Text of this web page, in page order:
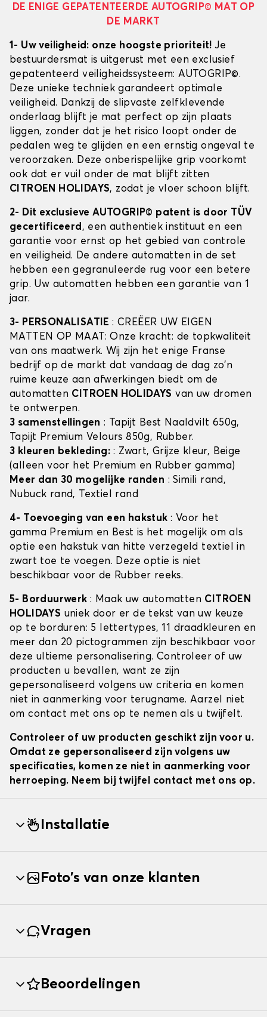
DE ENIGE GEPATENTEERDE AUTOGRIP© MAT OP
DE MARKT
1- Uw veiligheid: onze hoogste prioriteit!Je
bestuurdersmat is uitgerust met een exclusief
gepatenteerd veiligheidssysteem: AUTOGRIP©.
Deze unieke techniek garandeert optimale
veiligheid. Dankzij de slipvaste zelfklevende
onderlaag blijft je mat perfect op zijn plaats
liggen, zonder dat je het risico loopt onder de
pedalen weg te glijden en een ernstig ongeval te
veroorzaken. Deze onberispelijke grip voorkomt
ook dat er vuil onder de mat blijft zitten
CITROEN HOLIDAYS, zodat je vloer schoon blijft.
2- Dit exclusieve AUTOGRIP© patent is door TÜV
gecertificeerd, een authentiek instituut en een
garantie voor ernst op het gebied van controle
en veiligheid. De andere automatten in de set
hebben een gegranuleerde rug voor een betere
grip. Uw automatten hebben een garantie van 1
jaar.
3- PERSONALISATIE: CREËER UW EIGEN
MATTEN OP MAAT: Onze kracht: de topkwaliteit
van ons maatwerk. Wij zijn het enige Franse
bedrijf op de markt dat vandaag de dag zo'n
ruime keuze aan afwerkingen biedt om de
automatten CITROEN HOLIDAYS van uw dromen
te ontwerpen.
3 samenstellingen : Tapijt Best Naaldvilt 650g,
Tapijt Premium Velours 850g, Rubber.
3 kleuren bekleding: : Zwart, Grijze kleur, Beige
(alleen voor het Premium en Rubber gamma)
Meer dan 30 mogelijke randen : Simili rand,
Nubuck rand, Textiel rand
4- Toevoeging van een hakstuk : Voor het
gamma Premium en Best is het mogelijk om als
optie een hakstuk van hitte verzegeld textiel in
zwart toe te voegen. Deze optie is niet
beschikbaar voor de Rubber reeks.
5- Borduurwerk : Maak uw automatten CITROEN
HOLIDAYS uniek door er de tekst van uw keuze
op te borduren: 5 lettertypes, 11 draadkleuren en
meer dan 20 pictogrammen zijn beschikbaar voor
deze ultieme personalisering. Controleer of uw
producten u bevallen, want ze zijn
gepersonaliseerd volgens uw criteria en komen
niet in aanmerking voor terugname. Aarzel niet
om contact met ons op te nemen als u twijfelt.
Controleer of uw producten geschikt zijn voor u.
Omdat ze gepersonaliseerd zijn volgens uw
specificaties, komen ze niet in aanmerking voor
herroeping. Neem bij twijfel contact met ons op.
Installatie
Foto's van onze klanten
Vragen
Beoordelingen